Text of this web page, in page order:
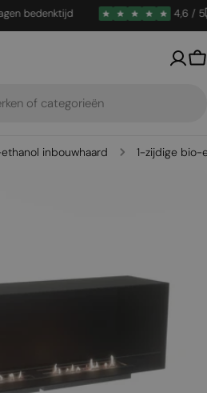
4,6 / 5
inbouwhaard 1-zijdige bio-